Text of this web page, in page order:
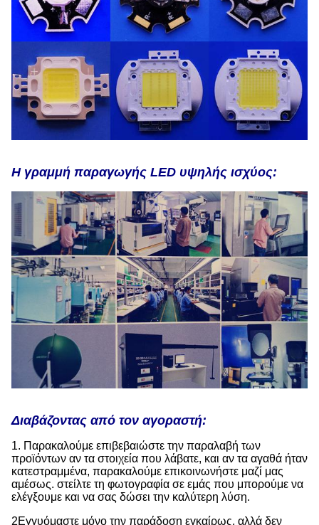
Η γραμμή παραγωγής LED υψηλής ισχύος:
Διαβάζοντας από τον αγοραστή:
1. Παρακαλούμε επιβεβαιώστε την παραλαβή των
προϊόντων αν τα στοιχεία που λάβατε, και αν τα αγαθά ήταν
κατεστραμμένα, παρακαλούμε επικοινωνήστε μαζί μας
αμέσως. στείλτε τη φωτογραφία σε εμάς που μπορούμε να
ελέγξουμε και να σας δώσει την καλύτερη λύση.
2Εγγυόμαστε μόνο την παράδοση εγκαίρως, αλλά δεν